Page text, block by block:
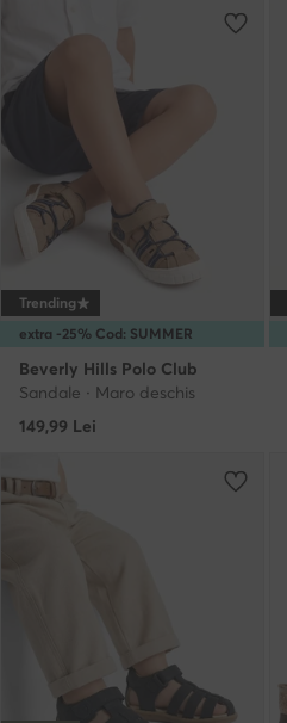
extra -25% Cod: SUMMER
Trending
Beverly Hills Polo Club
Sandale · Maro deschis
149,99 Lei